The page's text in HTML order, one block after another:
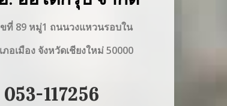
ที่ 89 หมู่1 ถนนวงแหวนรอบใน
อเมือง จังหวัดเชียงใหม่ 50000
117256